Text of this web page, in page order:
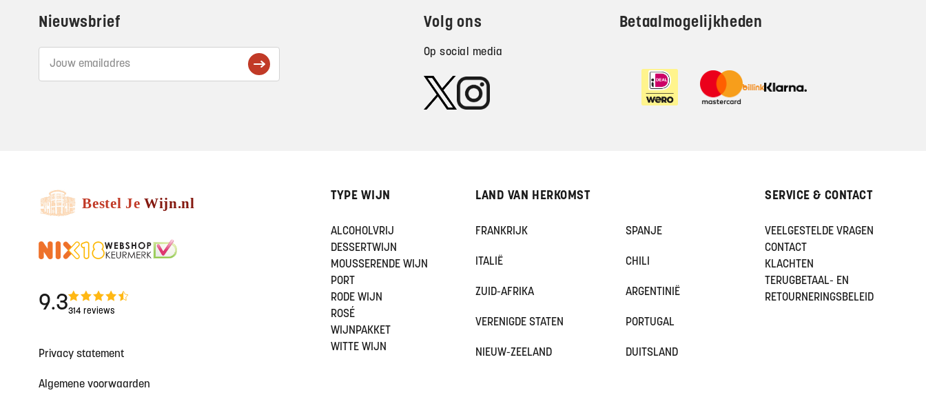
Nieuwsbrief Volg ons
Op social media
Betaalmogelijkheden
9.3314 reviews
Privacy statement
Algemene voorwaarden
TYPE WIJN
ALCOHOLVRIJ
DESSERTWIJN
MOUSSERENDE WIJN
PORT
RODE WIJN
ROSÉ
WIJNPAKKET
WITTE WIJN
LAND VAN HERKOMST
FRANKRIJK SPANJE
ITALIË CHILI
ZUID-AFRIKA ARGENTINIË
VERENIGDE STATEN PORTUGAL
NIEUW-ZEELAND DUITSLAND
SERVICE & CONTACT
VEELGESTELDE VRAGEN
CONTACT
KLACHTEN
TERUGBETAAL- EN
RETOURNERINGSBELEID